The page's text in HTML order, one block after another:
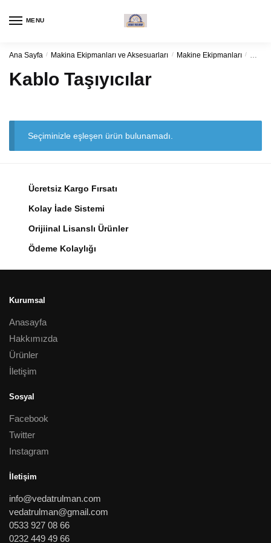
için
içeriği MENU
Ana Sayfa / Makina Ekipmanları ve Aksesuarları / Makine Ekipmanları / Kablo
Kablo Taşıyıcılar
Seçiminizle eşleşen ürün bulunamadı.
Ücretsiz Kargo Fırsatı
Kolay İade Sistemi
Orijiinal Lisanslı Ürünler
Ödeme Kolaylığı
Kurumsal
Anasayfa
Hakkımızda
Ürünler
İletişim
Sosyal
Facebook
Twitter
Instagram
İletişim
info@vedatrulman.com
vedatrulman@gmail.com
0533 927 08 66
0232 449 49 66